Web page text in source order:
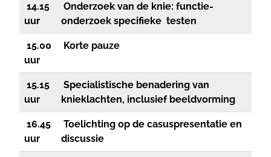
14.15
uur
Onderzoek van de knie: functie-
onderzoek specifieke testen
15.00
uur
Korte pauze
15.15
uur
Specialistische benadering van
knieklachten, inclusief beeldvorming
16.45
uur
Toelichting op de casuspresentatie en
discussie